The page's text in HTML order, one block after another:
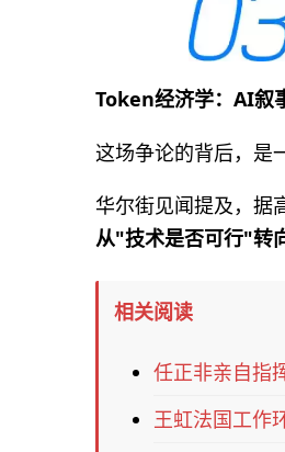
Token经济学：AI叙
这场争论的背后，是
华尔街见闻提及，据
从"技术是否可行"转
相关阅读
任正非亲自指
王虹法国工作